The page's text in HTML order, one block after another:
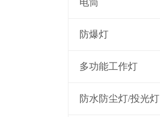
电筒
防爆灯
多功能工作灯
防水防尘灯/投光灯